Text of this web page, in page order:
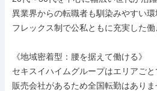
異業界からの転職者も馴染みやすい環
フレックス制で公私ともに充実した働
《地域密着型：腰を据えて働ける》
セキスイハイムグループはエリアごと
販売会社があるため全国転勤はありま